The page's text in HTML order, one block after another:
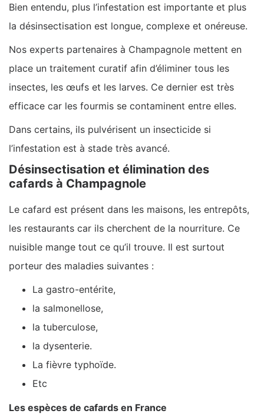
Bien entendu, plus l’infestation est importante et plus
la désinsectisation est longue, complexe et onéreuse.
Nos experts partenaires à Champagnole mettent en
place un traitement curatif afin d’éliminer tous les
insectes, les œufs et les larves. Ce dernier est très
efficace car les fourmis se contaminent entre elles.
Dans certains, ils pulvérisent un insecticide si
l’infestation est à stade très avancé.
Désinsectisation et élimination des
cafards à Champagnole
Le cafard est présent dans les maisons, les entrepôts,
les restaurants car ils cherchent de la nourriture. Ce
nuisible mange tout ce qu’il trouve. Il est surtout
porteur des maladies suivantes :
La gastro-entérite,
la salmonellose,
la tuberculose,
la dysenterie.
La fièvre typhoïde.
Etc
Les espèces de cafards en France